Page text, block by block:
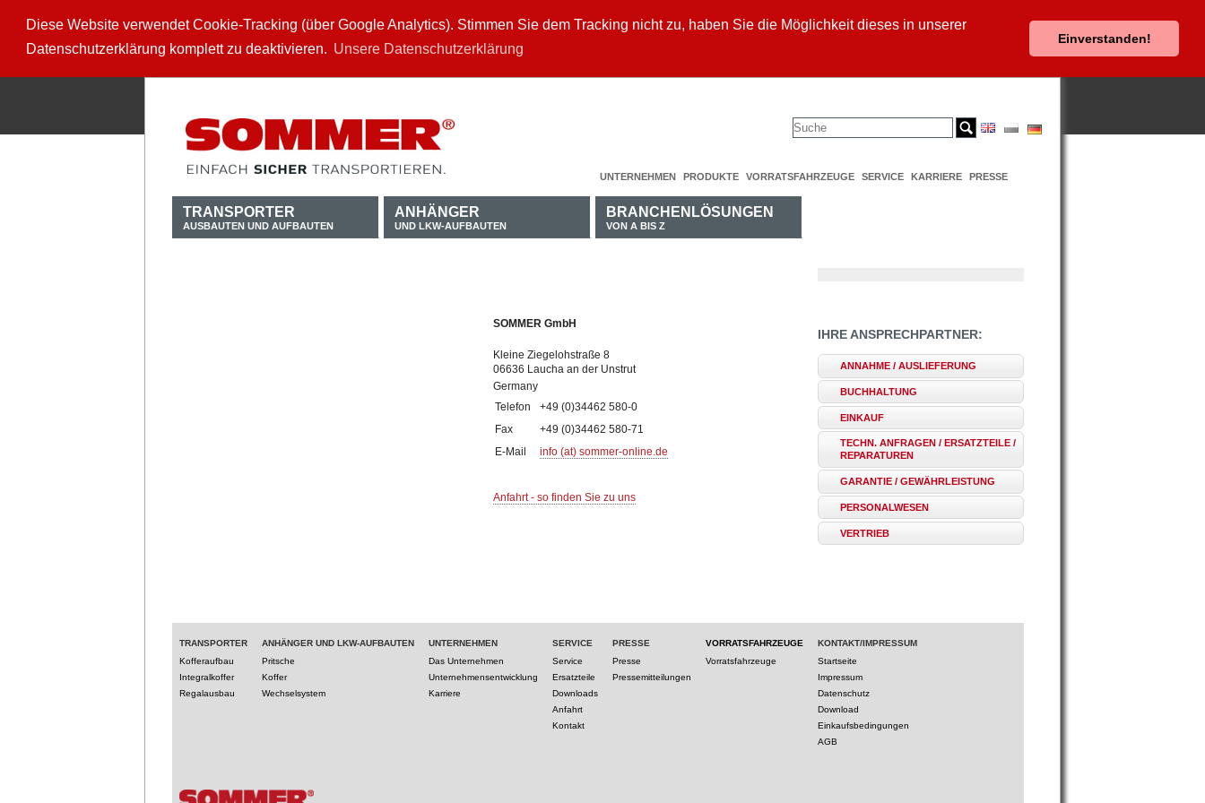
Diese Website verwendet Cookie-Tracking (über Google Analytics). Stimmen Sie dem Tracking nicht zu, haben Sie die Möglichkeit dieses in unserer
Datenschutzerklärung komplett zu deaktivieren. Unsere Datenschutzerklärung
Einverstanden!
UNTERNEHMEN PRODUKTE VORRATSFAHRZEUGE SERVICE KARRIERE PRESSE
TRANSPORTER
AUSBAUTEN UND AUFBAUTEN
ANHÄNGER
UND LKW-AUFBAUTEN
BRANCHENLÖSUNGEN
VON A BIS Z
SOMMER GmbH
Kleine Ziegelohstraße 8
06636 Laucha an der Unstrut
Germany
Telefon
+49 (0)34462 580-0
Fax
+49 (0)34462 580-71
E-Mail
info (at) sommer-online.de
Anfahrt - so finden Sie zu uns
IHRE ANSPRECHPARTNER:
ANNAHME / AUSLIEFERUNG
BUCHHALTUNG
EINKAUF
TECHN. ANFRAGEN / ERSATZTEILE /
REPARATUREN
GARANTIE / GEWÄHRLEISTUNG
PERSONALWESEN
VERTRIEB
TRANSPORTER
Kofferaufbau
Integralkoffer
Regalausbau
ANHÄNGER UND LKW-AUFBAUTEN
Pritsche
Koffer
Wechselsystem
UNTERNEHMEN
Das Unternehmen
Unternehmensentwicklung
Karriere
SERVICE
Service
Ersatzteile
Downloads
Anfahrt
Kontakt
PRESSE
Presse
Pressemitteilungen
VORRATSFAHRZEUGE
Vorratsfahrzeuge
KONTAKT/IMPRESSUM
Startseite
Impressum
Datenschutz
Download
Einkaufsbedingungen
AGB